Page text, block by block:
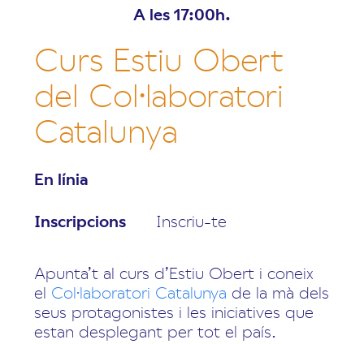
A les 17:00h.
Curs Estiu Obert
del Col·laboratori
Catalunya
En línia
Inscripcions
Inscriu-te
Apunta’t al curs d’Estiu Obert i coneix
el Col·laboratori Catalunya de la mà dels
seus protagonistes i les iniciatives que
estan desplegant per tot el país.